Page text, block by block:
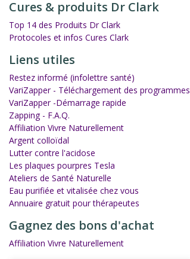
Cures & produits Dr Clark
Top 14 des Produits Dr Clark
Protocoles et infos Cures Clark
Liens utiles
Restez informé (infolettre santé)
VariZapper - Téléchargement des programmes
VariZapper -Démarrage rapide
Zapping - F.A.Q.
Affiliation Vivre Naturellement
Argent colloïdal
Lutter contre l'acidose
Les plaques pourpres Tesla
Ateliers de Santé Naturelle
Eau purifiée et vitalisée chez vous
Annuaire gratuit pour thérapeutes
Gagnez des bons d'achat
Affiliation Vivre Naturellement